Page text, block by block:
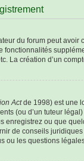
du forum peut
fonctionnalités
La création d’un
Actde 1998) est une
(ou d’un tuteur
enregistrez ou que
de conseils
ou les questions